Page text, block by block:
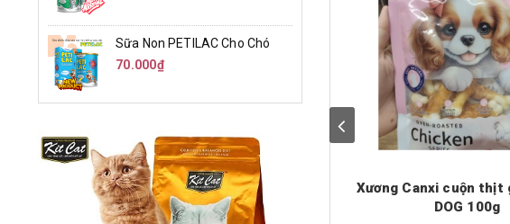
Xương Canxi cuộn thịt
DOG 100g
Sữa Non PETILAC Cho Chó
70.000₫